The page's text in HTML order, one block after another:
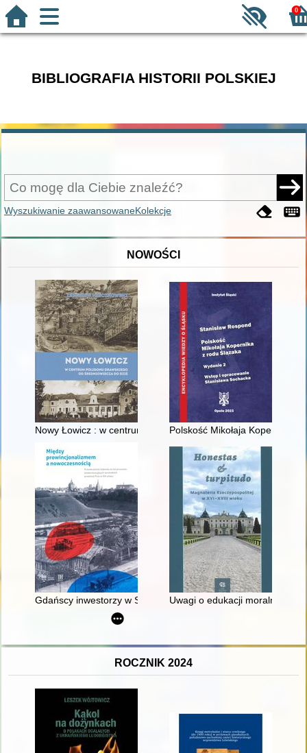
0
BIBLIOGRAFIA HISTORII POLSKIEJ
Wyszukiwanie zaawansowaneKolekcje
NOWOŚCI
Nowy Łowicz : w centrum poligonu drawskiego od
Polskość Mikołaja Kopernika z
Gdańscy inwestorzy w Sopocie : prestiż finansowy i
Uwagi o edukacji moralnej
ROCZNIK 2024